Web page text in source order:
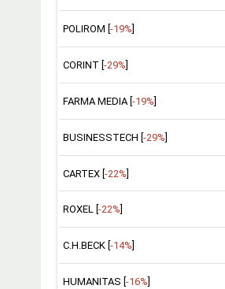
POLIROM [ -19%
CORINT [ -29%
FARMA MEDIA [ -19%
BUSINESSTECH [-29%]
CARTEX [-22%]
ROXEL [ -22%
C.H.BECK [ -14%
HUMANITAS [ -16%